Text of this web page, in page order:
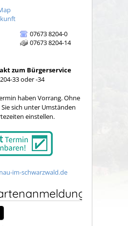
07673 8204-0
07673 8204-14
zum Bürgerservice
33 oder -34
haben Vorrang. Ohne
sich unter Umständen
einstellen.
im-schwarzwald.de